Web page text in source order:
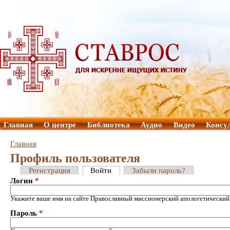
Главная О центре Библиотека Аудио Видео
Главная
Профиль пользователя
Регистрация Войти
Забыли пароль?
Логин *
Укажите ваше имя на сайте Православный миссионерский
Пароль *